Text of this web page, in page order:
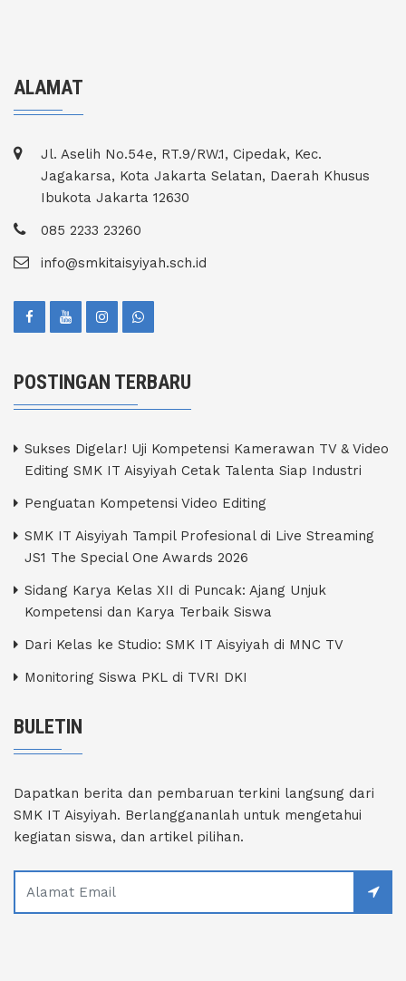
ALAMAT
Jl. Aselih No.54e, RT.9/RW.1, Cipedak, Kec.
Jagakarsa, Kota Jakarta Selatan, Daerah Khusus
Ibukota Jakarta 12630
085 2233 23260
info@smkitaisyiyah.sch.id
POSTINGAN TERBARU
Sukses Digelar! Uji Kompetensi Kamerawan TV & Video
Editing SMK IT Aisyiyah Cetak Talenta Siap Industri
Penguatan Kompetensi Video Editing
SMK IT Aisyiyah Tampil Profesional di Live Streaming
JS1 The Special One Awards 2026
Sidang Karya Kelas XII di Puncak: Ajang Unjuk
Kompetensi dan Karya Terbaik Siswa
Dari Kelas ke Studio: SMK IT Aisyiyah di MNC TV
Monitoring Siswa PKL di TVRI DKI
BULETIN
Dapatkan berita dan pembaruan terkini langsung dari
SMK IT Aisyiyah. Berlanggananlah untuk mengetahui
kegiatan siswa, dan artikel pilihan.